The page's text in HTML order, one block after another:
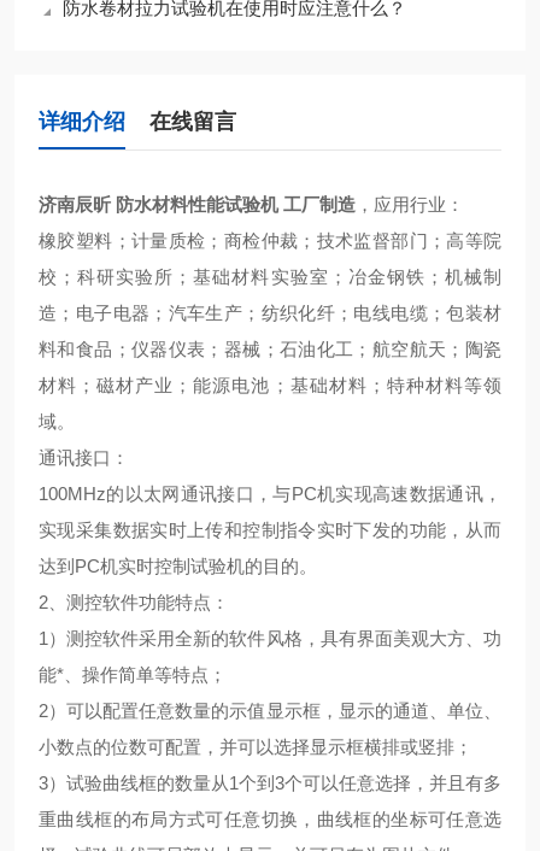
防水卷材拉力试验机在使用时应注意什么？
详细介绍 在线留言
济南辰昕 防水材料性能试验机 工厂制造 ，应用行业：
橡胶塑料；计量质检；商检仲裁；技术监督部门；高等院
校；科研实验所；基础材料实验室；冶金钢铁；机械制
造；电子电器；汽车生产；纺织化纤；电线电缆；包装材
料和食品；仪器仪表；器械；石油化工；航空航天；陶瓷
材料；磁材产业；能源电池；基础材料；特种材料等领
域。
通讯接口：
100MHz的以太网通讯接口，与PC机实现高速数据通讯，
实现采集数据实时上传和控制指令实时下发的功能，从而
达到PC机实时控制试验机的目的。
2、测控软件功能特点：
1）测控软件采用全新的软件风格，具有界面美观大方、功
能*、操作简单等特点；
2）可以配置任意数量的示值显示框，显示的通道、单位、
小数点的位数可配置，并可以选择显示框横排或竖排；
3）试验曲线框的数量从1个到3个可以任意选择，并且有多
重曲线框的布局方式可任意切换，曲线框的坐标可任意选